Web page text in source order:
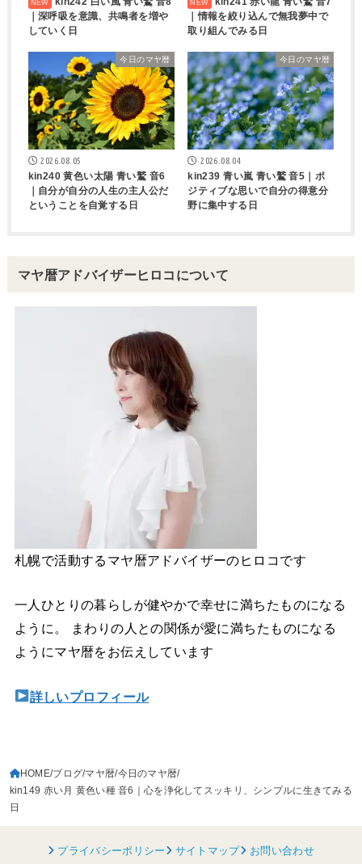
｜深呼吸を意識、共鳴者を増や
していく日
｜情報を絞り込んで無我夢中で
取り組んでみる日
今日のマヤ暦
2026.08.05
kin240 黄色い太陽 青い鷲 音6
｜自分が自分の人生の主人公だ
ということを自覚する日
今日のマヤ暦
2026.08.04
kin239 青い嵐 青い鷲 音5｜ポ
ジティブな思いで自分の得意分
野に集中する日
マヤ暦アドバイザーヒロコについて
札幌で活動するマヤ暦アドバイザーのヒロコです
一人ひとりの暮らしが健やかで幸せに満ちたものになる
ように。 まわりの人との関係が愛に満ちたものになる
ようにマヤ暦をお伝えしています
詳しいプロフィール
HOME ブログ マヤ暦 今日のマヤ暦
kin149 赤い月 黄色い種 音6｜心を浄化してスッキリ、シンプルに生きてみる
日
プライバシーポリシー サイトマップ お問い合わせ